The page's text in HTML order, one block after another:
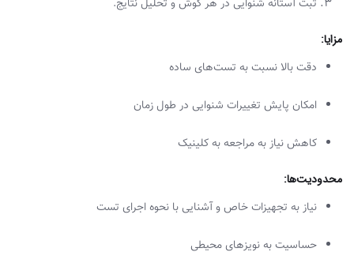
ثبت آستانه شنوایی در هر گوش و تحلیل نتایج.
مزایا:
دقت بالا نسبت به تست‌های ساده
امکان پایش تغییرات شنوایی در طول زمان
کاهش نیاز به مراجعه به کلینیک
محدودیت‌ها:
نیاز به تجهیزات خاص و آشنایی با نحوه اجرای تست
حساسیت به نویزهای محیطی